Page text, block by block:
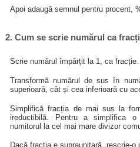
Apoi adaugă semnul pentru procent,
2. Cum se scrie numărul ca
Scrie numărul împărțit la 1, ca fracție.
Transformă numărul de sus în
superioară, cât și cea inferioară cu
Simplifică fracția de mai sus la
ireductibilă. Pentru a simplifica
numitorul la cel mai mare divizor
Dacă fracția e supraunitară, rescrie-